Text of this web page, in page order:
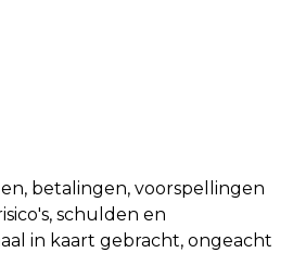
betalingen, voorspellingen
schulden en
in kaart gebracht, ongeacht